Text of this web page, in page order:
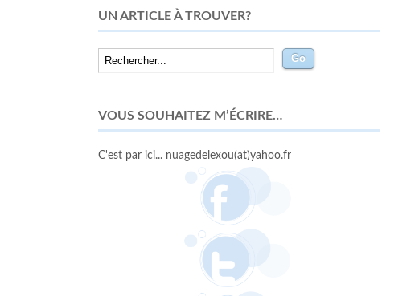
UN ARTICLE À TROUVER?
VOUS SOUHAITEZ M’ÉCRIRE…
C'est par ici... nuagedelexou(at)yahoo.fr